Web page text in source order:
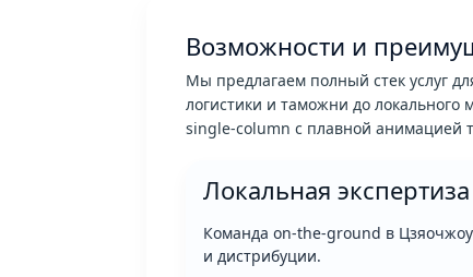
Возможности и
Мы предлагаем полный стек услуг
логистики и таможни до
single-column с плавной анимацией
Локальная экспертиза
Команда on-the-ground в
и дистрибуции.